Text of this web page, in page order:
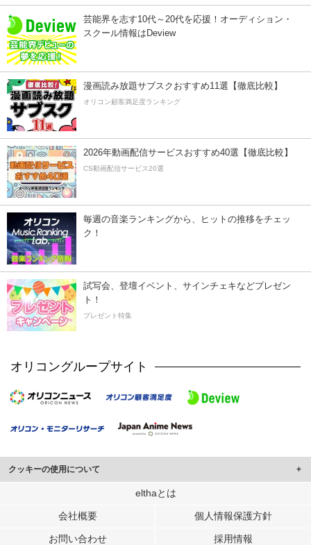
芸能界を志す10代～20代を応援！オーディション・
スクール情報はDeview
漫画読み放題サブスクおすすめ11選【徹底比較】
オリコン顧客満足度ランキング
2026年動画配信サービスおすすめ40選【徹底比較】
CS動画配信サービス20選
毎週の音楽ランキングから、ヒットの推移をチェッ
ク！
試写会、登壇イベント、サインチェキなどプレゼン
ト！
プレゼント特集
オリコングループサイト
クッキーの使用について
このサイトでは Cookie を使用して、ユーザーに合わせたコンテンツや広告の
行っています。
メディアや広告配信、データ解析の各パートナーに提供しています。
elthaとは
会社概要 個人情報保護方針
お問い合わせ 採用情報